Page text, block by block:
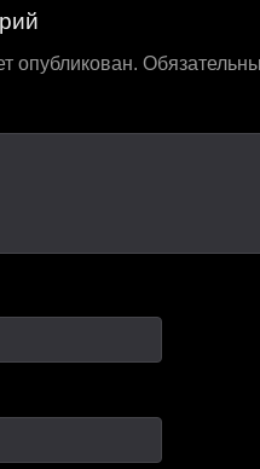
опубликован.